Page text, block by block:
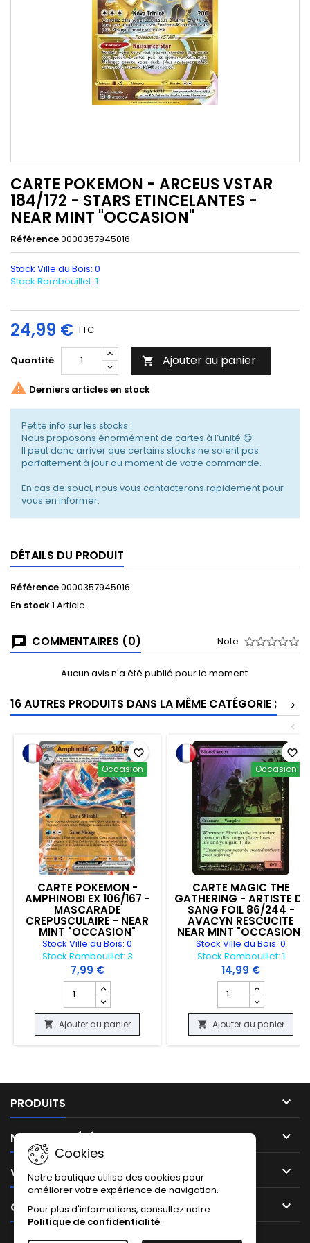
CARTE POKEMON - ARCEUS VSTAR
184/172 - STARS ETINCELANTES -
NEAR MINT "OCCASION"
Référence0000357945016
Stock Ville du Bois: 0
Stock Rambouillet: 1
24,99 € TTC
Quantité  Ajouter au panier
 Derniers articles en stock
Petite info sur les stocks :
Nous proposons énormément de cartes à l’unité 😊
Il peut donc arriver que certains stocks ne soient pas
parfaitement à jour au moment de votre commande.
En cas de souci, nous vous contacterons rapidement pour
vous en informer.
DÉTAILS DU PRODUIT
Référence0000357945016
En stock1 Article
COMMENTAIRES (0) Note
Aucun avis n'a été publié pour le moment.
16 AUTRES PRODUITS DANS LA MÊME CATÉGORIE :
>
<
Occasion
CARTE POKEMON -
AMPHINOBI EX 106/167 -
MASCARADE
CREPUSCULAIRE - NEAR
MINT "OCCASION"
Stock Ville du Bois: 0
Stock Rambouillet: 3
7,99 €
Champ quantité du produit CARTE POKEMON -
 Ajouter au panier
favorite_border
Occasion
CARTE MAGIC THE
GATHERING - ARTISTE DE
SANG FOIL 86/244 -
AVACYN RESCUCITE
NEAR MINT "OCCASION"
Stock Ville du Bois: 0
Stock Rambouillet: 1
14,99 €
Champ quantité du
 Ajouter au panier
favorite_border
PRODUITS 
NOTRE SOCIÉTÉ 
VOTRE COMPTE 
CONTACT 
Cookies
Notre boutique utilise des cookies pour
améliorer votre expérience de navigation.
Pour plus d'informations, consultez notre
Politique de confidentialité.